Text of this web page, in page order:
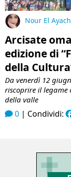
Nour El Ayach
Arcisate
edizione di
della
Da venerdì 12
riscoprire il
della valle
0 | Condividi: